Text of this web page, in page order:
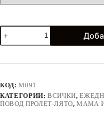
количество
за
Рокля
шифон
принт
и
цветя
КОД:M091
КАТЕГОРИИ:ВСИЧКИ,
ПОВОД ПРОЛЕТ-ЛЯТО,МАМА